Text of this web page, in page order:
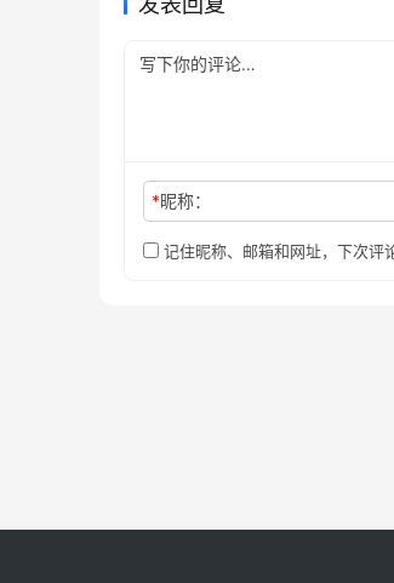
*昵称：
记住昵称、邮箱和网址，下次评